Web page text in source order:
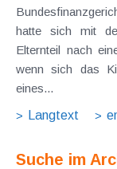
hatte sich mit
Elternteil nach
wenn sich das
eines...
Langtext
Suche im